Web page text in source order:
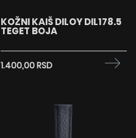
KOŽNI KAIŠ DILOY DIL178.5
TEGET BOJA
1.400,00 RSD